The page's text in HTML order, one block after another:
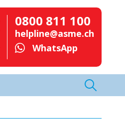
0800 811 100
helpline@asme.ch
WhatsApp